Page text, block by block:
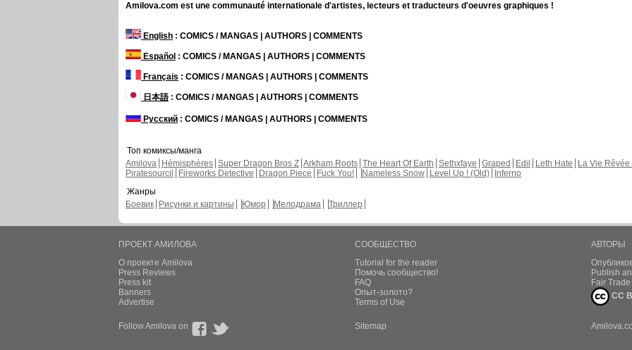
Amilova.com est une communauté internationale d'artistes, lecteurs et traducteurs d'oeuvres graphiques !
English : COMICS / MANGAS | AUTHORS | COMMENTS
Español : COMICS / MANGAS | AUTHORS | COMMENTS
Français : COMICS / MANGAS | AUTHORS | COMMENTS
日本語: COMICS / MANGAS | AUTHORS | COMMENTS
Русский : COMICS / MANGAS | AUTHORS | COMMENTS
Топ комиксы/манга
Amilova
Hémisphères Super Dragon Bros Z Arkham Roots The Heart Of Earth Sethxfaye Graped Edil Leth Hate La Vie
Piratesourcil
Fireworks Detective Dragon Piece Fuck You! Nameless Snow Level Up ! (Old)
Inferno
Жанры
Боевик
Рисунки и картины Юмор Мелодрама Триллер
ПРОЕКТ АМИЛОВА
О проекте Amilova
Press Reviews
Press kit
Banners
Advertise
СООБЩЕСТВО
Tutorial for the reader
Помочь сообщество!
FAQ
Опыт-золото?
Terms of Use
АВТОРЫ
Publish
Fair
CC
Follow Amilova on Sitemap